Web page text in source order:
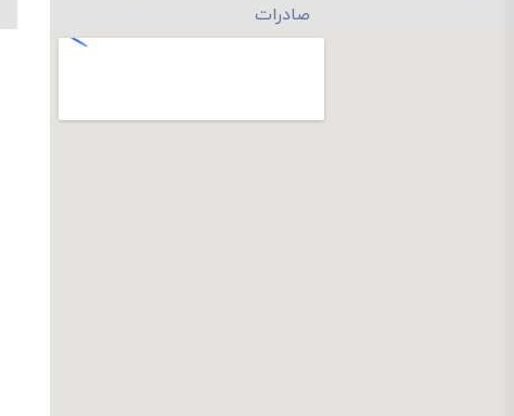
صادرات
تلفن های تماس: 03132239994